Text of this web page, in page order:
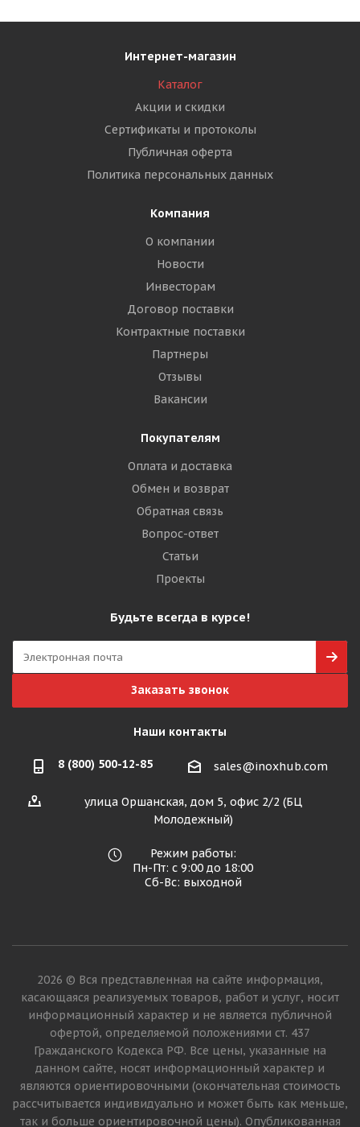
Интернет-магазин
Каталог
Акции и скидки
Сертификаты и протоколы
Публичная оферта
Политика персональных данных
Компания
О компании
Новости
Инвесторам
Договор поставки
Контрактные поставки
Партнеры
Отзывы
Вакансии
Покупателям
Оплата и доставка
Обмен и возврат
Обратная связь
Вопрос-ответ
Статьи
Проекты
Будьте всегда в курсе!
Заказать звонок
Наши контакты
8 (800) 500-12-85 sales@inoxhub.com
улица Оршанская, дом 5, офис 2/2 (БЦ
Молодежный)
Режим работы:
Пн-Пт: с 9:00 до 18:00
Сб-Вс: выходной
2026 © Вся представленная на сайте информация,
касающаяся реализуемых товаров, работ и услуг, носит
информационный характер и не является публичной
офертой, определяемой положениями ст. 437
Гражданского Кодекса РФ. Все цены, указанные на
данном сайте, носят информационный характер и
являются ориентировочными (окончательная стоимость
рассчитывается индивидуально и может быть как меньше,
так и больше ориентировочной цены). Опубликованная